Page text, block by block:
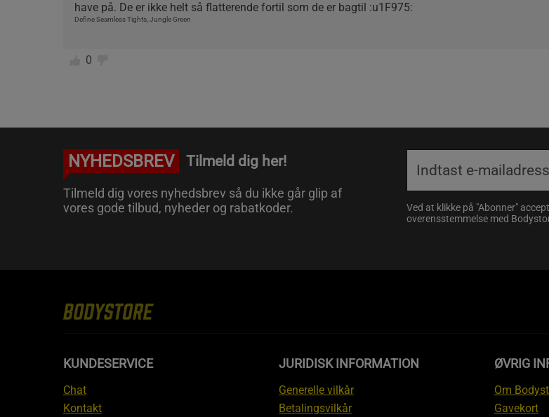
have på. De er ikke helt så flatterende fortil som de er bagtil :u1F975:
Define Seamless Tights, Jungle Green
0
NYHEDSBREV Tilmeld dig her!
Tilmeld dig vores nyhedsbrev så du ikke går glip af
vores gode tilbud, nyheder og rabatkoder.
Ved at klikke på "Abonner"
overensstemmelse med
KUNDESERVICE
Chat
Kontakt
JURIDISK INFORMATION
Generelle vilkår
Betalingsvilkår
ØVRIG
Om
Gavekort